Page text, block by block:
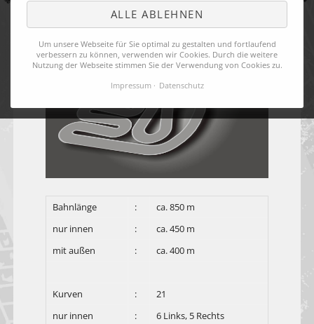
ALLE ABLEHNEN
Um unsere Webseite für Sie optimal zu gestalten und fortlaufend
verbessern zu können, verwenden wir Cookies. Durch die weitere
Nutzung der Webseite stimmen Sie der Verwendung von Cookies zu.
Impressum Datenschutz
Bahnlänge :
ca. 850 m
nur innen
:
ca. 450 m
mit außen
: ca. 400 m
Kurven :
21
nur innen
:
6 Links, 5 Rechts